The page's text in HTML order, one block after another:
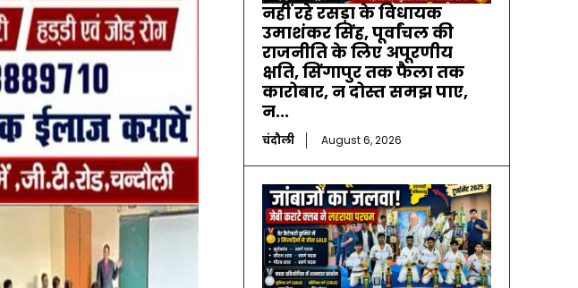
नहीं रहे रसड़ा के विधायक
उमाशंकर सिंह, पूर्वांचल की
राजनीति के लिए अपूरणीय
क्षति, सिंगापुर तक फैला तक
कारोबार, न दोस्त समझ पाए,
न...
चंदौली August 6, 2026